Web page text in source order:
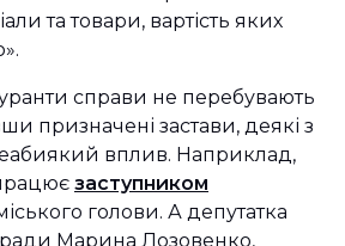
та товари, вартість яких
справи не перебувають
призначені застави, деякі з
вплив. Наприклад,
заступником
голови. А депутатка
ради Марина Лозовенко,